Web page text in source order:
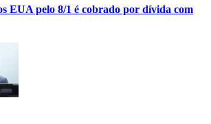
EUA pelo 8/1 é cobrado por dívida com